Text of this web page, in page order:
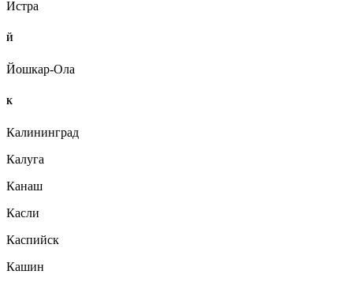
Истра
Й
Йошкар-Ола
К
Калининград
Калуга
Канаш
Касли
Каспийск
Кашин